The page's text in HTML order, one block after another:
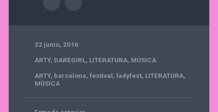
22 junio, 2016
ARTY, DAREGIRL, LITERATURA, MÚSICA
ARTY, barcelona, festival, ladyfest, LITERATURA,
MÚSICA